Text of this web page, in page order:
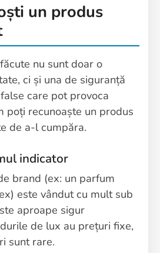
un produs
nu sunt doar o
ci și una de siguranță
care pot provoca
poți recunoaște un produs
de a-l cumpăra.
indicator
brand (ex: un parfum
este vândut cu mult sub
aproape sigur
de lux au prețuri fixe,
sunt rare.